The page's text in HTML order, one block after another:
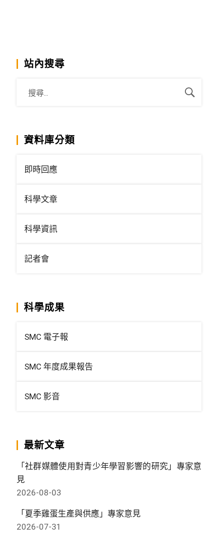
站內搜尋
資料庫分類
即時回應
科學文章
科學資訊
記者會
科學成果
SMC 電子報
SMC 年度成果報告
SMC 影音
最新文章
「社群媒體使用對青少年學習影響的研究」專家意
見
2026-08-03
「夏季雞蛋生產與供應」專家意見
2026-07-31